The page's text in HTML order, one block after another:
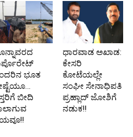
ಭೂತ
ಬೀದಿ
ಧಾರವಾಡ ಅಖಾಡ:
ಕೇಸರಿ
ಕೋಟೆಯಲ್ಲೇ
ಸಂಘೀ ಸೇನಾಧಿಪತಿ
ಪ್ರಹ್ಲಾದ್ ಜೋಶಿಗೆ
ನಡುಕ!!